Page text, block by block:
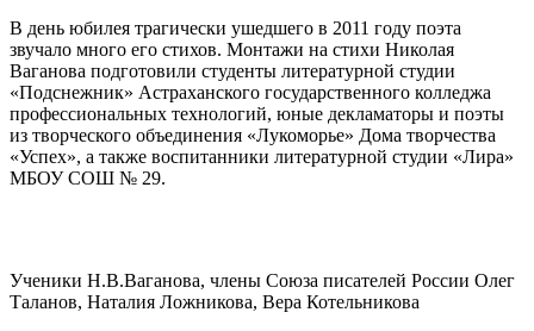
В день юбилея трагически ушедшего в 2011 году поэта
звучало много его стихов. Монтажи на стихи Николая
Ваганова подготовили студенты литературной студии
«Подснежник» Астраханского государственного колледжа
профессиональных технологий, юные декламаторы и поэты
из творческого объединения «Лукоморье» Дома творчества
«Успех», а также воспитанники литературной студии «Лира»
МБОУ СОШ № 29.
Ученики Н.В.Ваганова, члены Союза писателей России Олег
Таланов, Наталия Ложникова, Вера Котельникова